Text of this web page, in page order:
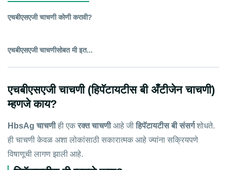
एचबीएसएजी चाचणी कोणी करावी?
एचबीएसएजी चाचणीसोबत मी इत...
एचबीएसएजी चाचणी (हिपॅटायटीस बी अँटीजेन चाचणी)
म्हणजे काय?
HbsAg चाचणीही एकरक्त चाचणीआहे जीहिपॅटायटीस बी संसर्गशोधते.
ही चाचणी केवळ अशा लोकांसाठी सकारात्मक आहे ज्यांना सक्रियपणे
विषाणूची लागण झाली आहे.